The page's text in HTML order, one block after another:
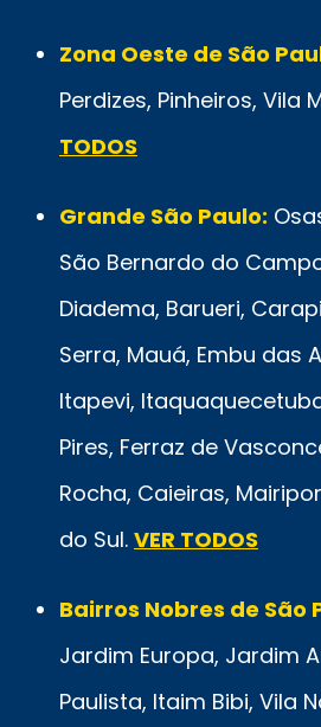
Zona Oeste de São
Perdizes, Pinheiros, Vila
TODOS
Grande São Paulo:
São Bernardo do
Diadema, Barueri,
Serra, Mauá, Embu das
Itapevi,
Pires, Ferraz de
Rocha, Caieiras,
do Sul. VER TODOS
Bairros Nobres de São
Jardim Europa, Jardim
Paulista, Itaim Bibi, Vila